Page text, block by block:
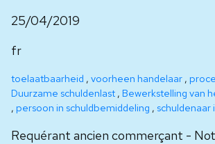
25/04/2019
fr
toelaatbaarheid , voorheen handelaar,
Duurzame schuldenlast, Bewerkstelling van
, persoon in schuldbemiddeling , schuldenaar
Requérant ancien commerçant -